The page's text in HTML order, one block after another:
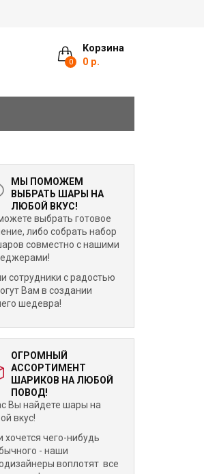
Корзина
0 0 р.
МЫ ПОМОЖЕМ
ВЫБРАТЬ ШАРЫ НА
ЛЮБОЙ ВКУС!
выбрать готовое
либо собрать набор
совместно с нашими
сотрудники с радостью
Вам в создании
шедевра!
ОГРОМНЫЙ
АССОРТИМЕНТ
ШАРИКОВ НА ЛЮБОЙ
ПОВОД!
Вы найдете шары на
вкус!
хочется чего-нибудь
- наши
воплотят все